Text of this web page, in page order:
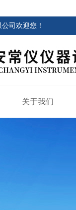
司欢迎您！
关于我们